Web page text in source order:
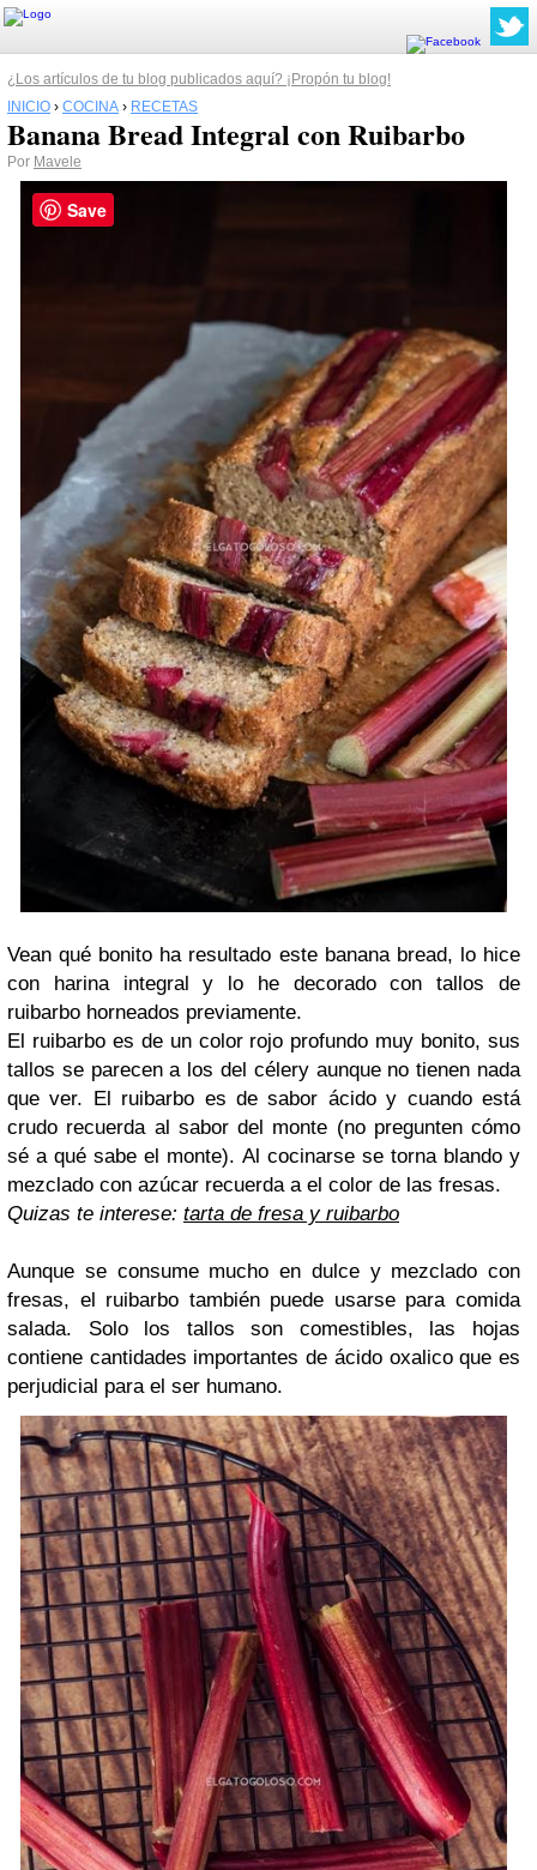
¿Los artículos de tu blog publicados aquí? ¡Propón tu blog!
INICIO › COCINA › RECETAS
Banana Bread Integral con Ruibarbo
Por Mavele
Vean qué bonito ha resultado este banana bread, lo hice
con harina integral y lo he decorado con tallos de
ruibarbo horneados previamente.
El ruibarbo es de un color rojo profundo muy bonito, sus
tallos se parecen a los del célery aunque no tienen nada
que ver. El ruibarbo es de sabor ácido y cuando está
crudo recuerda al sabor del monte (no pregunten cómo
sé a qué sabe el monte). Al cocinarse se torna blando y
mezclado con azúcar recuerda a el color de las fresas.
Quizas te interese: tarta de fresa y ruibarbo
Aunque se consume mucho en dulce y mezclado con
fresas, el ruibarbo también puede usarse para comida
salada. Solo los tallos son comestibles, las hojas
contiene cantidades importantes de ácido oxalico que es
perjudicial para el ser humano.
Save